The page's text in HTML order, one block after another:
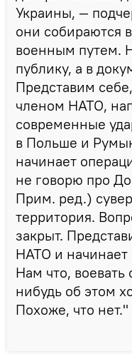
Украины, —
они собираются
военным путем.
публику, а в
Представим
членом НАТО,
современные
в Польше и
начинает
не говорю про
Прим. ред.)
территория.
закрыт.
НАТО и
Нам что,
нибудь об этом
Похоже, что нет."